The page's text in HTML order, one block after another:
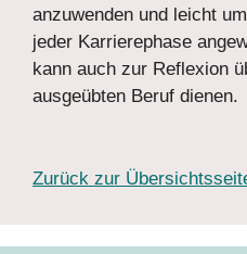
anzuwenden und leicht
jeder Karrierephase
kann auch zur Reflexion
ausgeübten Beruf dienen.
Zurück zur